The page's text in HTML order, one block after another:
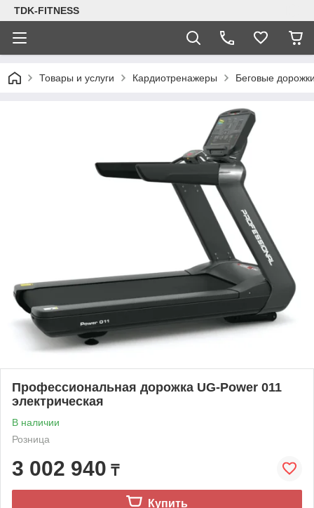
TDK-FITNESS
Товары и услуги Кардиотренажеры Беговые
Профессиональная дорожка UG-Power 011
электрическая
В наличии
Розница
3 002 940 ₸
Купить